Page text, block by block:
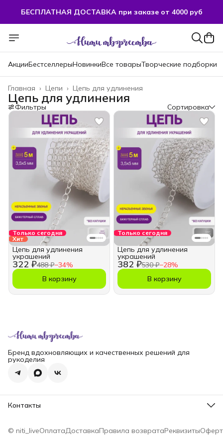
БЕСПЛАТНАЯ ДОСТАВКА при заказе от 4000 руб
АкцииБестселлерыНовинкиВсе товарыТворческие подборки
Цепь для удлинения
Цепи ›
Главная ›
Цепь для удлинения
Фильтры Сортировка
Только сегодня
Хит
322 ₽488 ₽−34%
Цепь для удлинения
украшений
В корзину
Только сегодня
382 ₽530 ₽−28%
Цепь для удлинения
украшений
В корзину
Бренд вдохновляющих и качественных решений для
рукоделия
Контакты
Эл. почта
© niti_liveОплатаДоставкаПравила возвратаРеквизиты